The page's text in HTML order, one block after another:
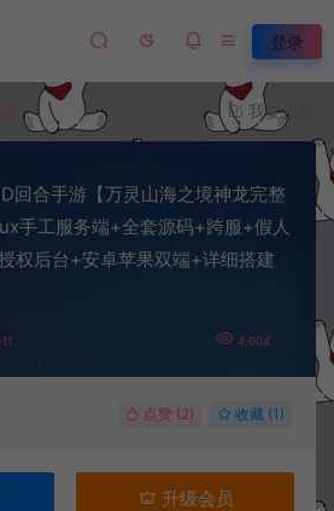
登录
我要投稿
回合手游【万灵山海之境神龙完整
手工服务端+全套源码+跨服+假人
权后台+安卓苹果双端+详细搭建
4,604
点赞 (2) 收藏 (1)
升级会员